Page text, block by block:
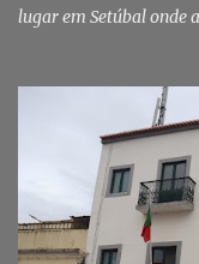
lugar em Setúbal onde
fruta, das ervas e do
rotina se repete no
continua a ser muito
símbolos da
no último dia de Julho
americana USA Today